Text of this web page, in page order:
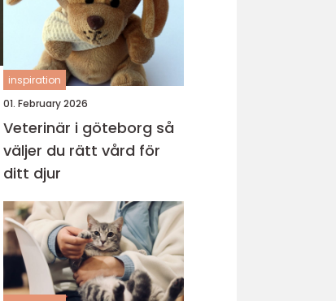
inspiration
01. February 2026
Veterinär i göteborg så
väljer du rätt vård för
ditt djur